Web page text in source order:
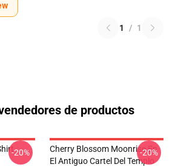
1 / 1
de productos
-20%
Cherry Blossom Moonrise En
El Antiguo Cartel Del Templo
-20%